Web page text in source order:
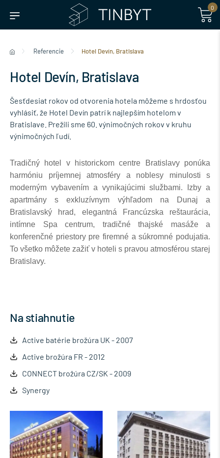
0
Referencie Hotel Devín, Bratislava
Hotel Devín, Bratislava
Šesťdesiat rokov od otvorenia hotela môžeme s hrdosťou
vyhlásiť, že Hotel Devín patrí k najlepším hotelom v
Bratislave. Prežili sme 60. výnimočných rokov v kruhu
výnimočných ľudí.
Tradičný hotel v historickom centre Bratislavy ponúka
harmóniu príjemnej atmosféry a noblesy minulosti s
moderným vybavením a vynikajúcimi službami. Izby a
apartmány s exkluzívnym výhľadom na Dunaj a
Bratislavský hrad, elegantná Francúzska reštaurácia,
intímne Spa centrum, tradičné thajské masáže a
konferenčné priestory pre firemné a súkromné podujatia.
To všetko môžete zažiť v hoteli s pravou atmosférou starej
Bratislavy.
Na stiahnutie
Active batérie brožúra UK - 2007
Active brožúra FR - 2012
CONNECT brožúra CZ/SK - 2009
Synergy